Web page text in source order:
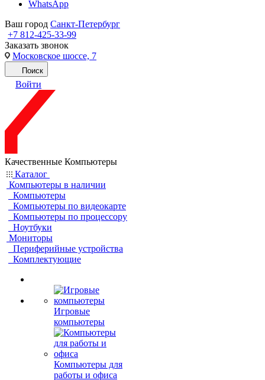
WhatsApp
Ваш город Санкт-Петербург
+7 812-425-33-99
Заказать звонок
Московское шоссе, 7
Поиск
Войти
Качественные Компьютеры
Каталог
Компьютеры в наличии
Компьютеры
Компьютеры по видеокарте
Компьютеры по процессору
Ноутбуки
Мониторы
Периферийные устройства
Комплектующие
Игровые
компьютеры
Компьютеры для
работы и офиса